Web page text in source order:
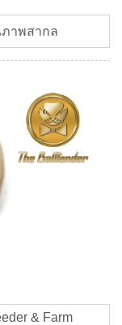
าพสากล
& Farm